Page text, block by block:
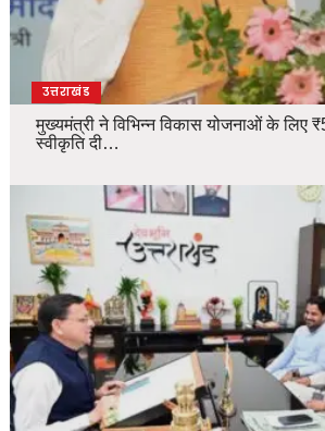
उत्तराखंड
मुख्यमंत्री ने विभिन्न विकास योजनाओं के लिए
स्वीकृति दी…